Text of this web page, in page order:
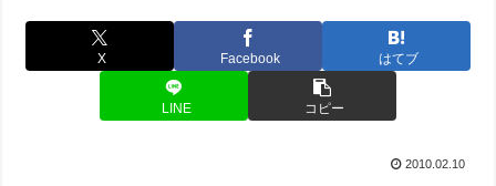
X Facebook はてブ
LINE コピー
2010.02.10